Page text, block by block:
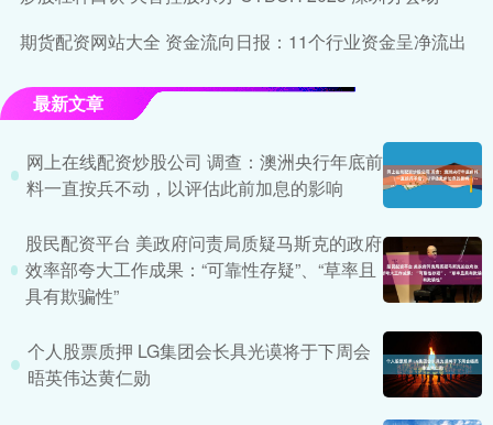
期货配资网站大全 资金流向日报：11个行业资金呈净流出
最新文章
网上在线配资炒股公司 调查：澳洲央行年底前
料一直按兵不动，以评估此前加息的影响
股民配资平台 美政府问责局质疑马斯克的政府
效率部夸大工作成果：“可靠性存疑”、“草率且
具有欺骗性”
个人股票质押 LG集团会长具光谟将于下周会
晤英伟达黄仁勋